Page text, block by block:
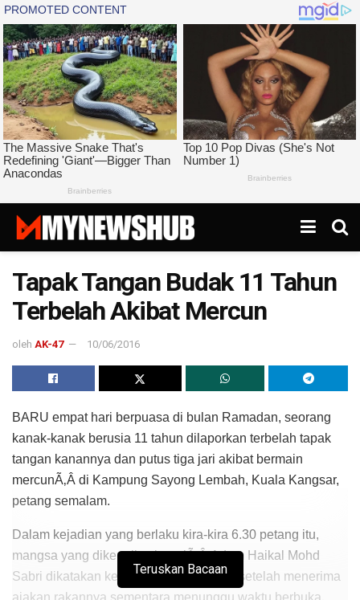
Tapak Tangan Budak 11 Tahun
Terbelah Akibat Mercun
oleh AK-47 10/06/2016
BARU empat hari berpuasa di bulan Ramadan, seorang
kanak-kanak berusia 11 tahun dilaporkan terbelah tapak
tangan kanannya dan putus tiga jari akibat bermain
mercunÃ‚Â di Kampung Sayong Lembah, Kuala Kangsar,
petang semalam.
Dalam kejadian yang berlaku kira-kira 6.30 petang itu,
mangsa yang dikenali sebagaiÃ‚Â Adam Haikal Mohd
Sabri dikatakan keluar bermain mercun setelah menerima
ajakan rakannya sementara menunggu waktu berbuka.
Teruskan Bacaan